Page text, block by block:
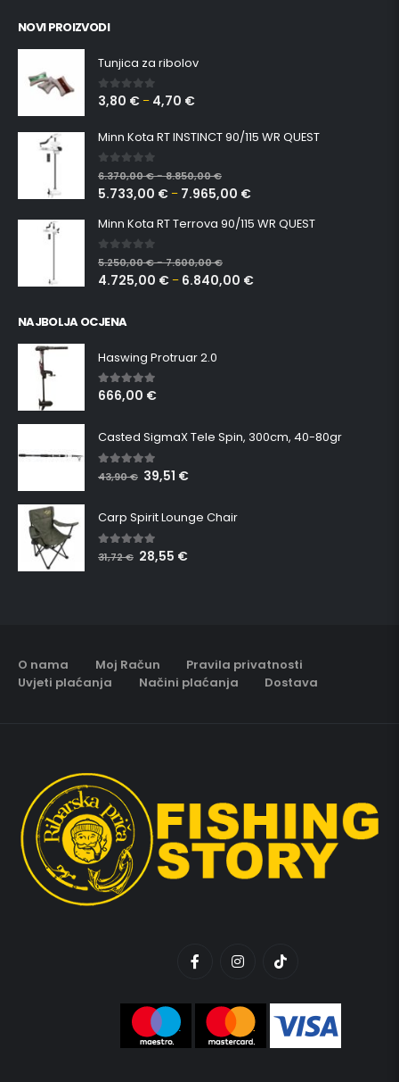
NOVI PROIZVODI
Tunjica za ribolov
0 out of 5
3,80 € – 4,70 €
Minn Kota RT INSTINCT 90/115 WR QUEST
0 out of 5
6.370,00€–8.850,00€
5.733,00 € – 7.965,00 €
Minn Kota RT Terrova 90/115 WR QUEST
0 out of 5
5.250,00€–7.600,00€
4.725,00 € – 6.840,00 €
NAJBOLJA OCJENA
Haswing Protruar 2.0
5.00 out of 5
666,00 €
Casted SigmaX Tele Spin, 300cm, 40-80gr
5.00out of 5
43,90€ 39,51 €
Carp Spirit Lounge Chair
5.00 out of 5
31,72€ 28,55 €
O nama Moj Račun
Pravila privatnosti
Uvjeti plaćanja
Načini plaćanja Dostava